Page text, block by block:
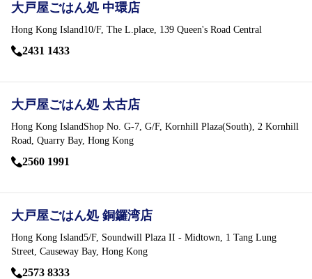
よくあるご質問
各種表示について
お問い合わせ
会社情報
English
大戸屋ごはん処 中環店
Hong Kong Island10/F, The L.place, 139 Queen's Road Central
2431 1433
大戸屋ごはん処 太古店
Hong Kong IslandShop No. G-7, G/F, Kornhill Plaza(South), 2 Kornhill
Road, Quarry Bay, Hong Kong
2560 1991
大戸屋ごはん処 銅鑼湾店
Hong Kong Island5/F, Soundwill Plaza II - Midtown, 1 Tang Lung
Street, Causeway Bay, Hong Kong
2573 8333